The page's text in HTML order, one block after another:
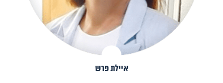
איילת פרש